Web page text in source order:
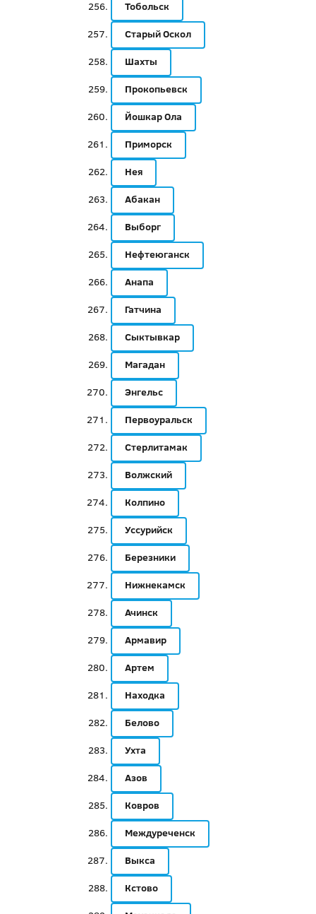
Тобольск
Старый Оскол
Шахты
Прокопьевск
Йошкар Ола
Приморск
Нея
Абакан
Выборг
Нефтеюганск
Анапа
Гатчина
Сыктывкар
Магадан
Энгельс
Первоуральск
Стерлитамак
Волжский
Колпино
Уссурийск
Березники
Нижнекамск
Ачинск
Армавир
Артем
Находка
Белово
Ухта
Азов
Ковров
Междуреченск
Выкса
Кстово